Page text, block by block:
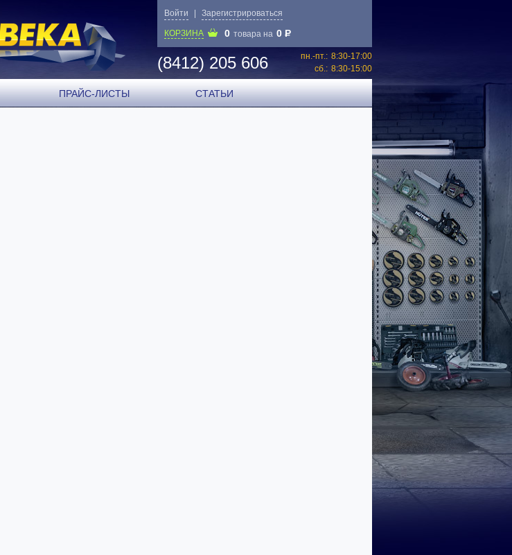
Войти Зарегистрироваться
КОРЗИНА 0 товара на 0 P
(8412) 205 606 пн.-пт.: 8:30-17:00
сб.: 8:30-15:00
ПРАЙС-ЛИСТЫ СТАТЬИ